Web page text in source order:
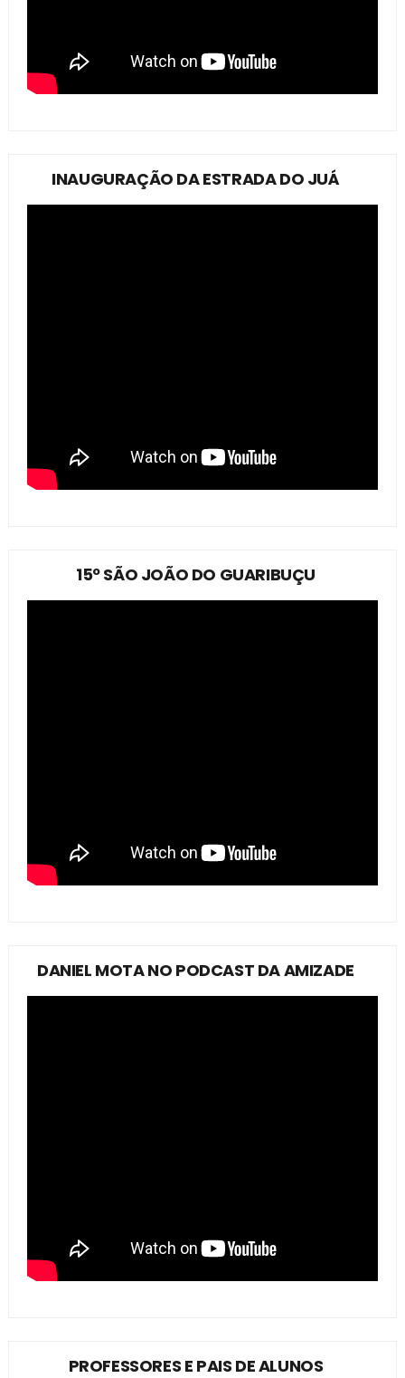
INAUGURAÇÃO DA ESTRADA DO JUÁ
15º SÃO JOÃO DO GUARIBUÇU
DANIEL MOTA NO PODCAST DA AMIZADE
PROFESSORES E PAIS DE ALUNOS